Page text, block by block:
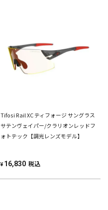
Tifosi Rail XC ティフォージ サングラス
サテンヴェイパー/クラリオンレッドフ
ォトテック【調光レンズモデル】
¥ 16,830 税込